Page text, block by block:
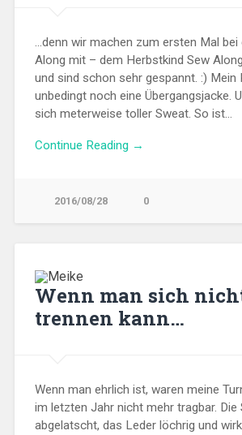
…denn wir machen zum ersten Mal bei
Along mit – dem Herbstkind Sew
und sind schon sehr gespannt. :) Mein
unbedingt noch eine Übergangsjacke.
sich meterweise toller Sweat. So ist…
Continue Reading →
2016/08/28 0
Wenn man sich
trennen kann…
Wenn man ehrlich ist, waren meine
im letzten Jahr nicht mehr tragbar. Die
abgelatscht, das Leder löchrig und